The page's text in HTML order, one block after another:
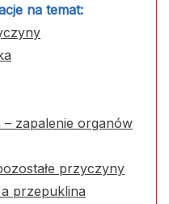
na temat:
zapalenie organów
przyczyny
przepuklina